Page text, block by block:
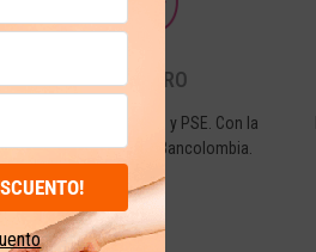
PAGO SEGURO
Tarjetas de crédito, débito y PSE. Con la
de Wompi de Bancolombia.